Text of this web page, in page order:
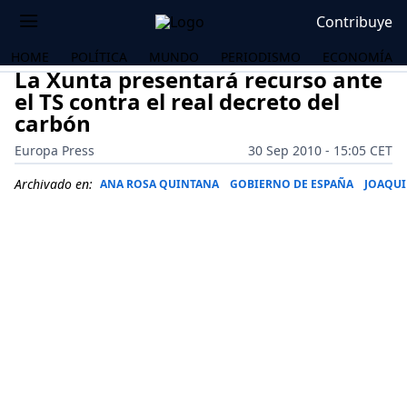
Contribuye
HOME POLÍTICA MUNDO PERIODISMO ECONOMÍA
La Xunta presentará recurso ante
el TS contra el real decreto del
carbón
Europa Press
30 Sep 2010 - 15:05 CET
Archivado en: ANA ROSA QUINTANA GOBIERNO DE ESPAÑA